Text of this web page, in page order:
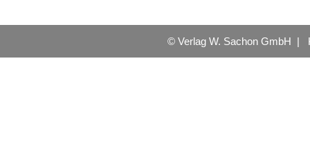
© Verlag W. Sachon GmbH |